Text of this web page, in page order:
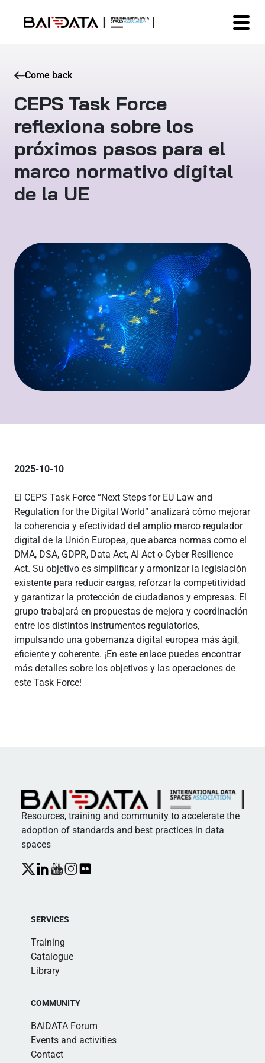
Come back
CEPS Task Force
reflexiona sobre los
próximos pasos para el
marco normativo digital
de la UE
2025-10-10
El CEPS Task Force “Next Steps for EU Law and
Regulation for the Digital World” analizará cómo mejorar
la coherencia y efectividad del amplio marco regulador
digital de la Unión Europea, que abarca normas como el
DMA, DSA, GDPR, Data Act, AI Act o Cyber Resilience
Act. Su objetivo es simplificar y armonizar la legislación
existente para reducir cargas, reforzar la competitividad
y garantizar la protección de ciudadanos y empresas. El
grupo trabajará en propuestas de mejora y coordinación
entre los distintos instrumentos regulatorios,
impulsando una gobernanza digital europea más ágil,
eficiente y coherente. ¡En este enlace puedes encontrar
más detalles sobre los objetivos y las operaciones de
este Task Force!
Resources, training and community to accelerate the
adoption of standards and best practices in data
spaces
SERVICES
Training
Catalogue
Library
COMMUNITY
BAIDATA Forum
Events and activities
Contact